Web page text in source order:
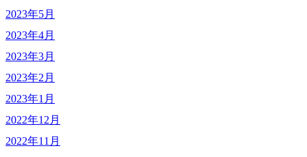
2023年5月
2023年4月
2023年3月
2023年2月
2023年1月
2022年12月
2022年11月